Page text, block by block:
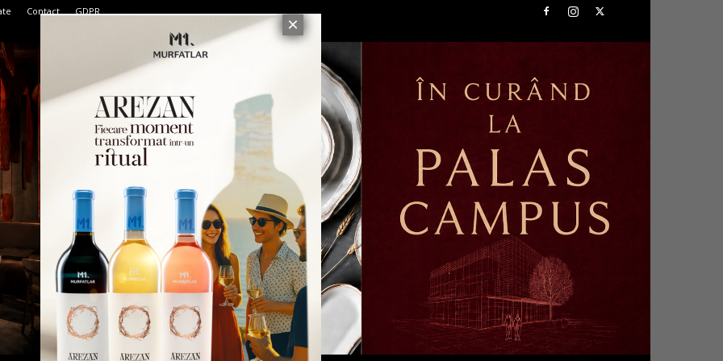
Contact GDPR